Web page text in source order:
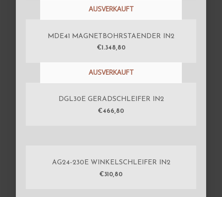
AUSVERKAUFT
MDE41 MAGNETBOHRSTAENDER IN2
€ 1.348,80
AUSVERKAUFT
DGL30E GERADSCHLEIFER IN2
€466,80
AG24-230E WINKELSCHLEIFER IN2
€310,80